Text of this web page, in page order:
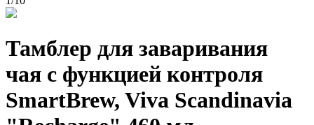
Тамблер для заваривания
чая с функцией контроля
SmartBrew, Viva Scandinavia